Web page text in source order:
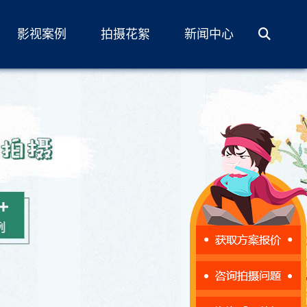
影视案例 拍摄花絮 新闻中心